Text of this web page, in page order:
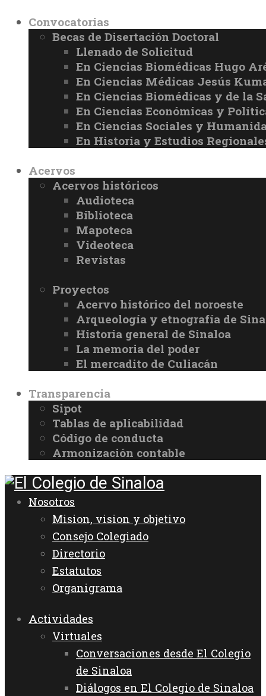
Convocatorias
Becas de Disertación Doctoral
Llenado de Solicitud
En Ciencias Biomédicas Hugo
En Ciencias Médicas Jesús
En Ciencias Biomédicas y de la
En Ciencias Económicas y
En Ciencias Sociales y
En Historia y Estudios
Acervos
Acervos históricos
Audioteca
Biblioteca
Mapoteca
Videoteca
Revistas
Proyectos
Acervo histórico del noroeste
Arqueología y etnografía de
Historia general de Sinaloa
La memoria del poder
El mercadito de Culiacán
Transparencia
Sipot
Tablas de aplicabilidad
Código de conducta
Armonización contable
Nosotros
Mision, vision y objetivo
Consejo Colegiado
Directorio
Estatutos
Organigrama
Actividades
Virtuales
Conversaciones desde El Colegio
de Sinaloa
Diálogos en El Colegio de Sinaloa